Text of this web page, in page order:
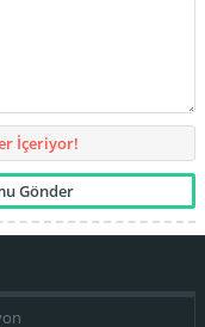
İçeriyor!